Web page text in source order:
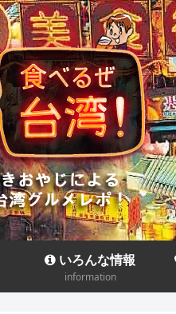
いろんな情報
information